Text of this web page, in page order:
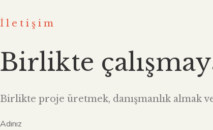
İletişim
Birlikte
Birlikte proje üretmek, danışmanlık almak
Adınız